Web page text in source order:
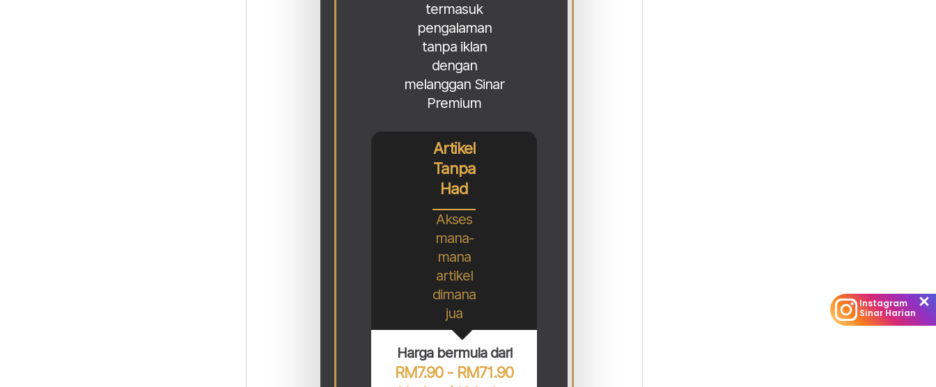
termasuk
pengalaman
tanpa iklan
dengan
melanggan Sinar
Premium
Artikel
Tanpa
Had
Akses
mana-
mana
artikel
dimana
jua
Harga bermula dari
RM7.90 - RM71.90
Instagram
Sinar Harian